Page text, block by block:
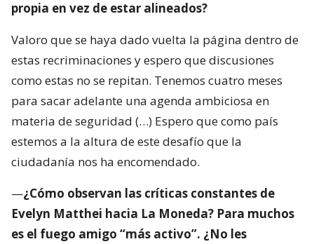
propia en vez de estar alineados?
Valoro que se haya dado vuelta la página dentro de
estas recriminaciones y espero que discusiones
como estas no se repitan. Tenemos cuatro meses
para sacar adelante una agenda ambiciosa en
materia de seguridad (…) Espero que como país
estemos a la altura de este desafío que la
ciudadanía nos ha encomendado.
—¿Cómo observan las críticas constantes de
Evelyn Matthei hacia La Moneda? Para muchos
es el fuego amigo “más activo”. ¿No les